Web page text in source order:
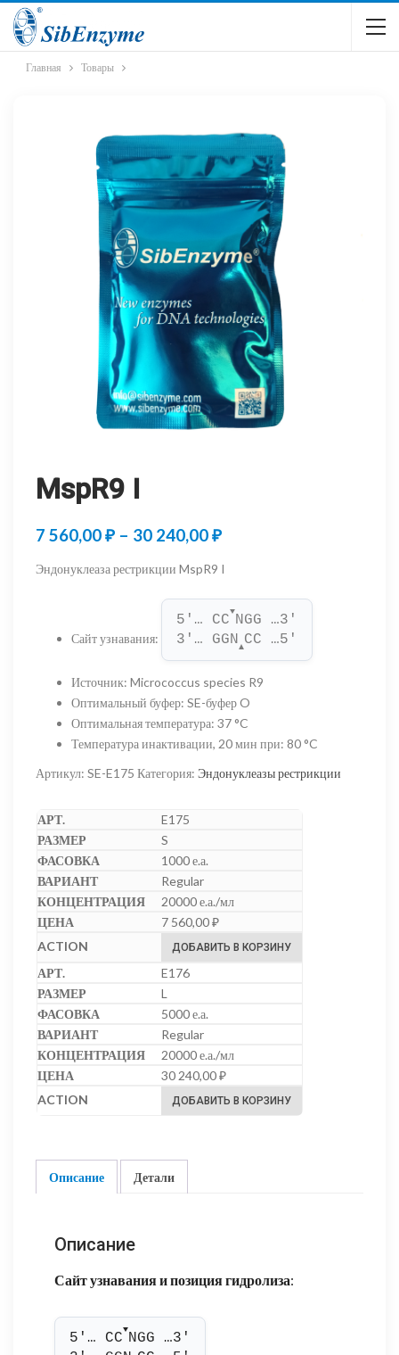
Главная Товары
MspR9 I
7 560,00₽ – 30 240,00₽Диапазон
цен:
560,00 ₽
–
30
240,00 ₽
Эндонуклеаза рестрикции MspR9 I
Сайт узнавания:
5'… CC
▼
NGG …3'
3'… GGN▲CC …5'
Источник: Micrococcus species R9
Оптимальный буфер: SE-буфер O
Оптимальная температура: 37 °C
Температура инактивации, 20 мин при: 80 °C
Артикул: SE-E175 Категория: Эндонуклеазы рестрикции
E175
S
1000 е.а.
Regular
20000 е.а./мл
7 560,00₽
ДОБАВИТЬ В КОРЗИНУ
E176
L
5000 е.а.
Regular
20000 е.а./мл
30 240,00₽
ДОБАВИТЬ В КОРЗИНУ
Описание Детали
Описание
Сайт узнавания и позиция гидролиза:
5'… CC
▼
NGG …3'